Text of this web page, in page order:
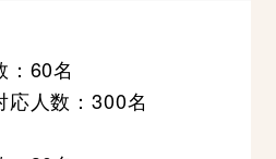
60名
人数：300名